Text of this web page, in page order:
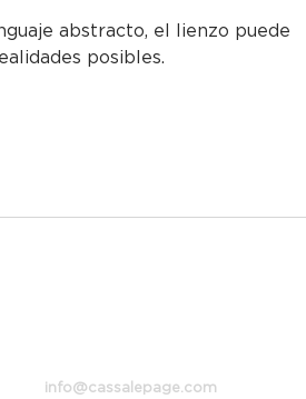
abstracto, el lienzo puede
posibles.
info@cassalepage.com